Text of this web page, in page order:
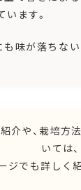
ます。
も味が落ちな
介や、栽培方
いては、
ジでも詳しく